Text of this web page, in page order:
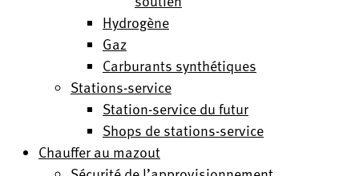
Hydrogène
Gaz
Carburants synthétiques
Stations-service
Station-service du futur
Shops de stations-service
Chauffer au mazout